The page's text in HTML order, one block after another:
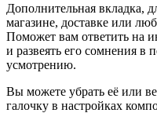
Дополнительная вкладка,
магазине, доставке или
Поможет вам ответить на
и развеять его сомнения в
усмотрению.
Вы можете убрать её или
галочку в настройках